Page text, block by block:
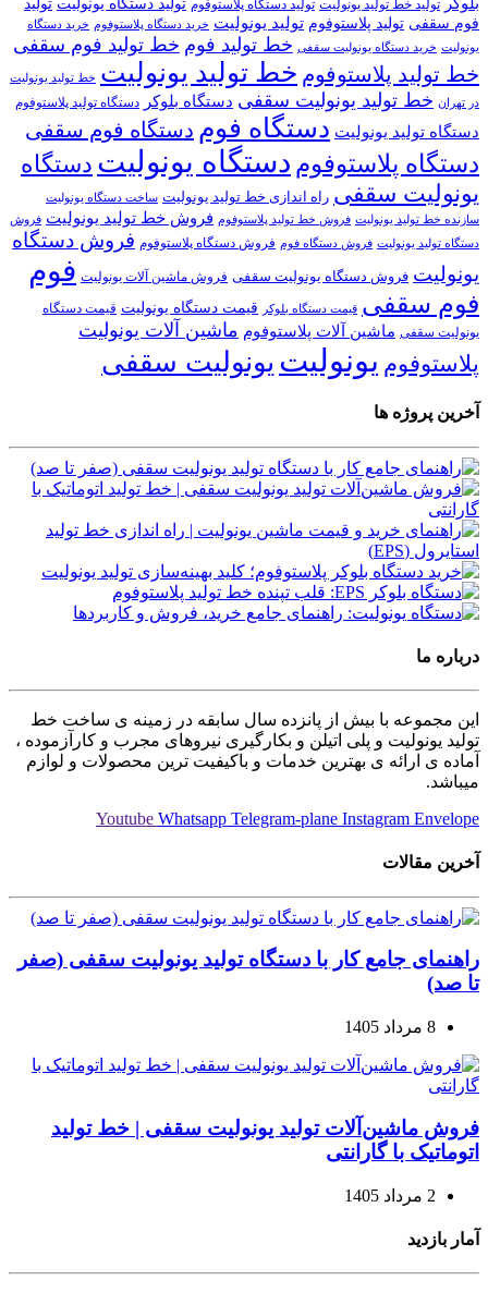
تولید خط تولید یونولیت تولید دستگاه پلاستوفوم
تولید
فوم سقفی تولید پلاستوفوم تولید یونولیت خرید دستگاه پلاستوفوم خرید دستگاه
یونولیت خرید دستگاه یونولیت سقفی خط تولید فوم خط تولید فوم سقفی
خط تولید پلاستوفوم خط تولید یونولیت خط تولید یونولیت
در تهران خط تولید یونولیت سقفی دستگاه بلوکر دستگاه تولید پلاستوفوم
دستگاه تولید یونولیت دستگاه فوم دستگاه فوم سقفی
دستگاه پلاستوفوم دستگاه یونولیت دستگاه
یونولیت سقفی راه اندازی خط تولید یونولیت ساخت دستگاه یونولیت
سازنده خط تولید یونولیت فروش خط تولید پلاستوفوم فروش خط تولید یونولیت فروش
دستگاه تولید یونولیت فروش دستگاه فوم فروش دستگاه پلاستوفوم فروش دستگاه
یونولیت فروش دستگاه یونولیت سقفی فروش ماشین آلات یونولیت فوم
فوم سقفی قیمت دستگاه بلوکر قیمت دستگاه یونولیت قیمت دستگاه
یونولیت سقفی ماشین آلات پلاستوفوم ماشین آلات یونولیت
پلاستوفوم یونولیت یونولیت سقفی
آخرین پروژه ها
درباره ما
این مجموعه با بیش از پانزده سال سابقه در زمینه ی ساخت خط
تولید یونولیت و پلی اتیلن و بکارگیری نیروهای مجرب و کارآزموده ،
آماده ی ارائه ی بهترین خدمات و باکیفیت ترین محصولات و لوازم
میباشد.
Youtube Whatsapp Telegram-plane Instagram Envelope
آخرین مقالات
راهنمای جامع کار با دستگاه تولید یونولیت سقفی (صفر
تا صد)
8 مرداد 1405
فروش ماشین‌آلات تولید یونولیت سقفی | خط تولید
اتوماتیک با گارانتی
2 مرداد 1405
آمار بازدید